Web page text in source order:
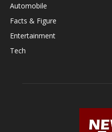
Automobile
Facts & Figure
Entertainment
Tech